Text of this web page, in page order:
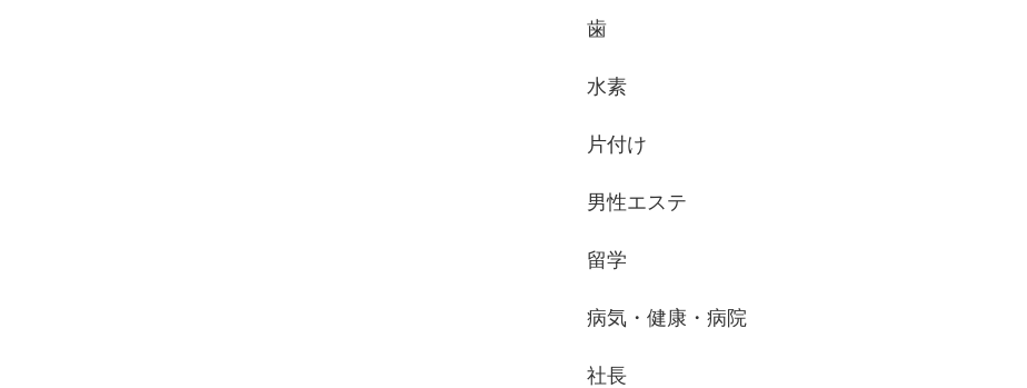
歯
水素
片付け
男性エステ
留学
病気・健康・病院
社長